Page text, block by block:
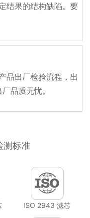
结果的结构缺陷。要
品出厂检验流程，出
品质无忧。
测标准
ISO 2943 滤芯